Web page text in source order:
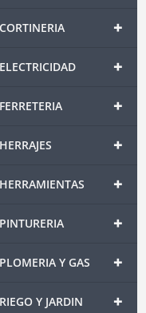
+
CORTINERIA
+
ELECTRICIDAD
+
FERRETERIA
+
HERRAJES
+
HERRAMIENTAS
+
PINTURERIA
+
PLOMERIA Y GAS
+
RIEGO Y JARDIN